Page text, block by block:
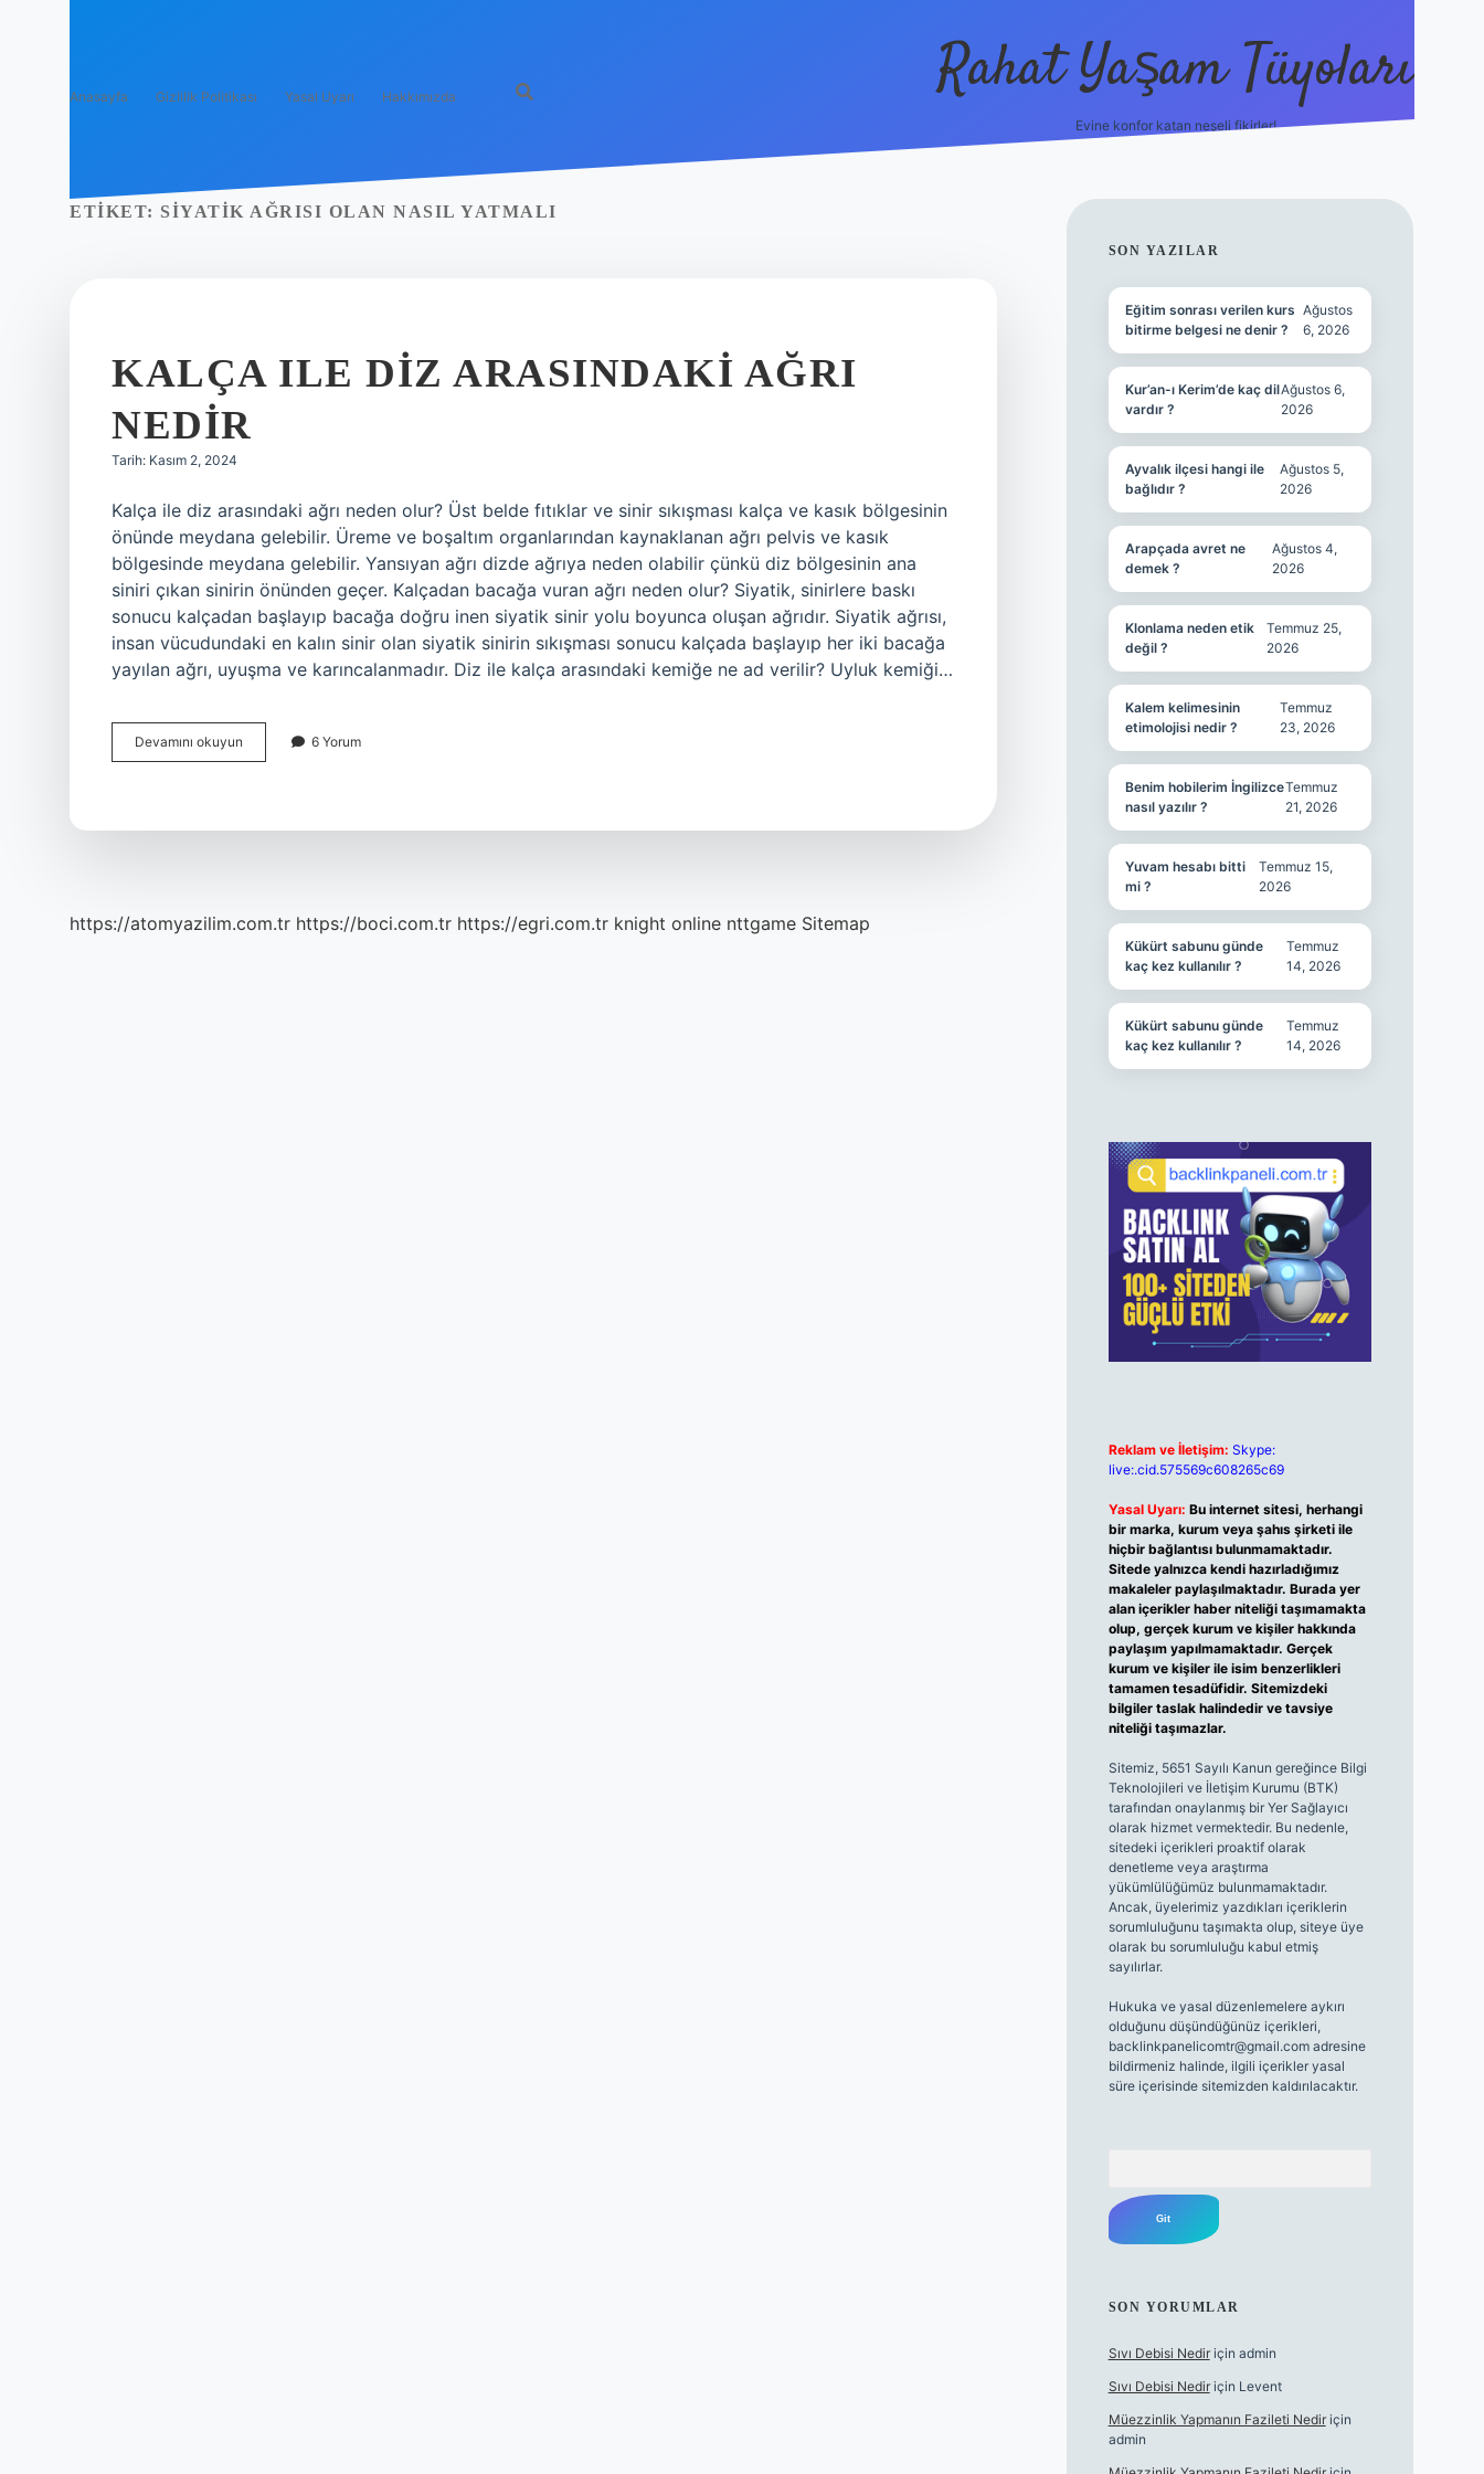
Anasayfa Gizlilik Politikası Yasal Uyarı Hakkımızda Rahat Yaşam Tüyoları
Evine konfor katan neşeli fikirler!
ETIKET: SIYATIK AĞRISI OLAN NASIL YATMALI
KALÇA ILE DIZ ARASINDAKI AĞRI
NEDIR
Tarih: Kasım 2, 2024
Kalça ile diz arasındaki ağrı neden olur? Üst belde fıtıklar ve sinir sıkışması kalça ve kasık bölgesinin
önünde meydana gelebilir. Üreme ve boşaltım organlarından kaynaklanan ağrı pelvis ve kasık
bölgesinde meydana gelebilir. Yansıyan ağrı dizde ağrıya neden olabilir çünkü diz bölgesinin ana
siniri çıkan sinirin önünden geçer. Kalçadan bacağa vuran ağrı neden olur? Siyatik, sinirlere baskı
sonucu kalçadan başlayıp bacağa doğru inen siyatik sinir yolu boyunca oluşan ağrıdır. Siyatik ağrısı,
insan vücudundaki en kalın sinir olan siyatik sinirin sıkışması sonucu kalçada başlayıp her iki bacağa
yayılan ağrı, uyuşma ve karıncalanmadır. Diz ile kalça arasındaki kemiğe ne ad verilir? Uyluk kemiği…
Devamını okuyun
Ile
6 Yorum
https://atomyazilim.com.tr https://boci.com.tr https://egri.com.tr knight online nttgame Sitemap
SIDEBAR
SON YAZILAR
Eğitim sonrası verilen kurs
bitirme belgesi ne denir ?
Ağustos
6, 2026
Kur’an-ı Kerim’de kaç dil
vardır ?
Ağustos 6,
2026
Ayvalık ilçesi hangi ile
bağlıdır ?
Ağustos 5,
2026
Arapçada avret ne
demek ?
Ağustos 4,
2026
Klonlama neden etik
değil ?
Temmuz 25,
2026
Kalem kelimesinin
etimolojisi nedir ?
Temmuz
23, 2026
Benim hobilerim İngilizce
nasıl yazılır ?
Temmuz
21, 2026
Yuvam hesabı bitti
mi ?
Temmuz 15,
2026
Kükürt sabunu günde
kaç kez kullanılır ?
Temmuz
14, 2026
Kükürt sabunu günde
kaç kez kullanılır ?
Temmuz
14, 2026
Reklam ve İletişim: Skype:
live:.cid.575569c608265c69
Yasal Uyarı: Bu internet sitesi, herhangi
bir marka, kurum veya şahıs şirketi ile
hiçbir bağlantısı bulunmamaktadır.
Sitede yalnızca kendi hazırladığımız
makaleler paylaşılmaktadır. Burada yer
alan içerikler haber niteliği taşımamakta
olup, gerçek kurum ve kişiler hakkında
paylaşım yapılmamaktadır. Gerçek
kurum ve kişiler ile isim benzerlikleri
tamamen tesadüfidir. Sitemizdeki
bilgiler taslak halindedir ve tavsiye
niteliği taşımazlar.
Sitemiz, 5651 Sayılı Kanun gereğince Bilgi
Teknolojileri ve İletişim Kurumu (BTK)
tarafından onaylanmış bir Yer Sağlayıcı
olarak hizmet vermektedir. Bu nedenle,
sitedeki içerikleri proaktif olarak
denetleme veya araştırma
yükümlülüğümüz bulunmamaktadır.
Ancak, üyelerimiz yazdıkları içeriklerin
sorumluluğunu taşımakta olup, siteye üye
olarak bu sorumluluğu kabul etmiş
sayılırlar.
Hukuka ve yasal düzenlemelere aykırı
olduğunu düşündüğünüz içerikleri,
backlinkpanelicomtr@gmail.comadresine
bildirmeniz halinde, ilgili içerikler yasal
süre içerisinde sitemizden kaldırılacaktır.
SON YORUMLAR
Sıvı Debisi Nediriçin admin
Sıvı Debisi Nediriçin Levent
Müezzinlik Yapmanın Fazileti Nediriçin
admin
ilbet canlı